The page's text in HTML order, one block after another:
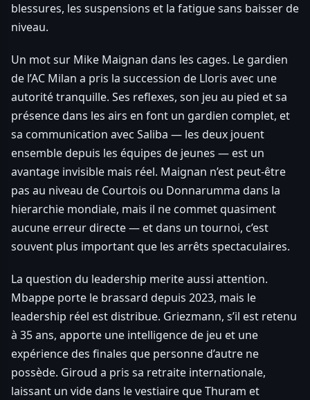
blessures, les suspensions et la fatigue sans baisser de
niveau.
Un mot sur Mike Maignan dans les cages. Le gardien
de l’AC Milan a pris la succession de Lloris avec une
autorité tranquille. Ses reflexes, son jeu au pied et sa
présence dans les airs en font un gardien complet, et
sa communication avec Saliba — les deux jouent
ensemble depuis les équipes de jeunes — est un
avantage invisible mais réel. Maignan n’est peut-être
pas au niveau de Courtois ou Donnarumma dans la
hierarchie mondiale, mais il ne commet quasiment
aucune erreur directe — et dans un tournoi, c’est
souvent plus important que les arrêts spectaculaires.
La question du leadership merite aussi attention.
Mbappe porte le brassard depuis 2023, mais le
leadership réel est distribue. Griezmann, s’il est retenu
à 35 ans, apporte une intelligence de jeu et une
expérience des finales que personne d’autre ne
possède. Giroud a pris sa retraite internationale,
laissant un vide dans le vestiaire que Thuram et